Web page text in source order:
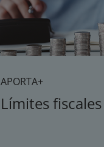
APORTA+
Límites fiscales